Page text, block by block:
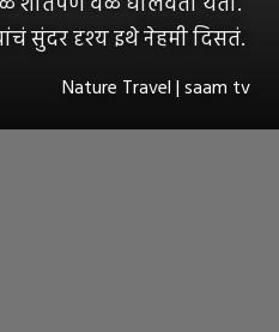
सुंदर दृश्य इथे नेहमी दिसतं.
Nature Travel | saam tv